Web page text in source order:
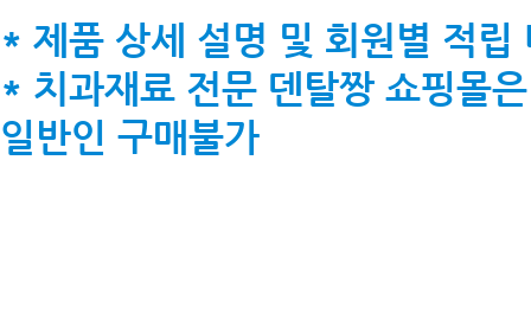
* 제품 상세 설명 및 회원별 적
* 치과재료 전문 덴탈짱 쇼핑몰
일반인 구매불가